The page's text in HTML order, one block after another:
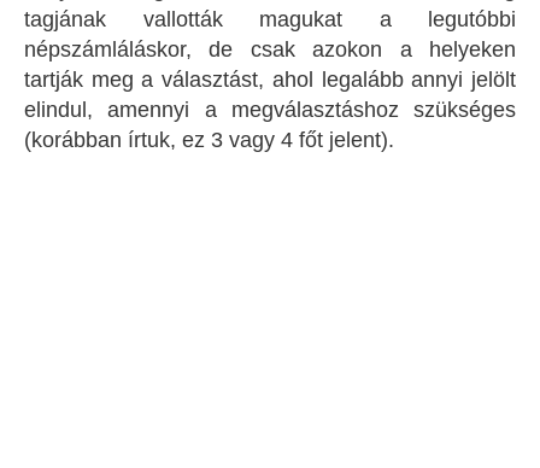
tagjának vallották magukat a legutóbbi
népszámláláskor, de csak azokon a helyeken
tartják meg a választást, ahol legalább annyi jelölt
elindul, amennyi a megválasztáshoz szükséges
(korábban írtuk, ez 3 vagy 4 főt jelent).